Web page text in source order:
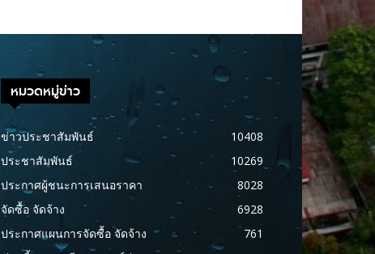
หมวดหมู่ข่าว
ข่าวประชาสัมพันธ์
10408
ประชาสัมพันธ์
10269
ประกาศผู้ชนะการเสนอราคา
8028
จัดซื้อ จัดจ้าง
6928
ประกาศแผนการจัดซื้อ จัดจ้าง
761